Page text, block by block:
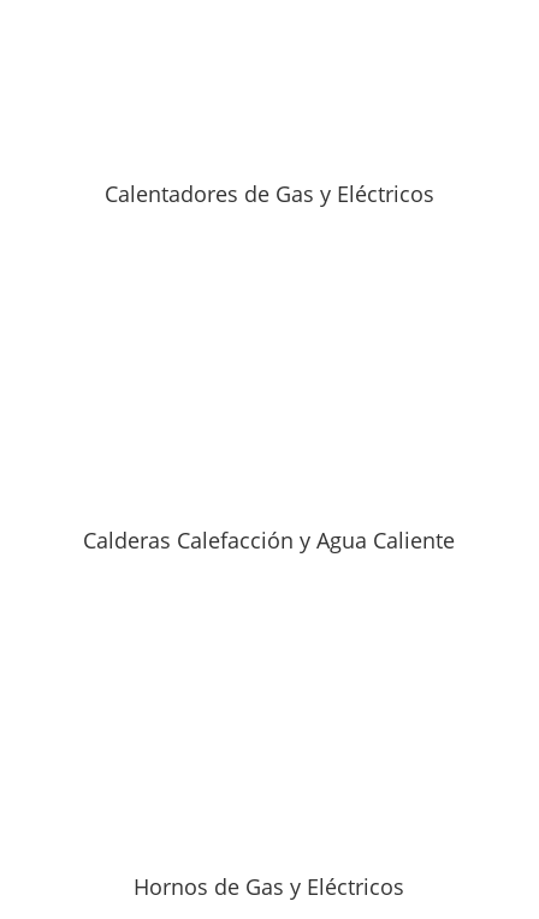
Calentadores de Gas y Eléctricos
Calderas Calefacción y Agua Caliente
Hornos de Gas y Eléctricos